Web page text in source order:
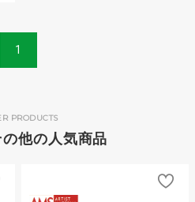
1
他の人気商品
PRODUCTS